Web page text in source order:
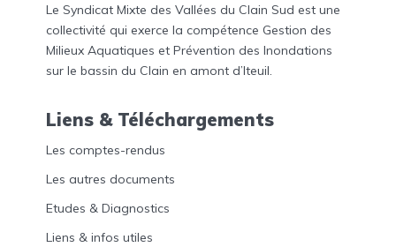
Le Syndicat Mixte des Vallées du Clain Sud est une
collectivité qui exerce la compétence Gestion des
Milieux Aquatiques et Prévention des Inondations
sur le bassin du Clain en amont d’Iteuil.
Liens & Téléchargements
Les comptes-rendus
Les autres documents
Etudes & Diagnostics
Liens & infos utiles